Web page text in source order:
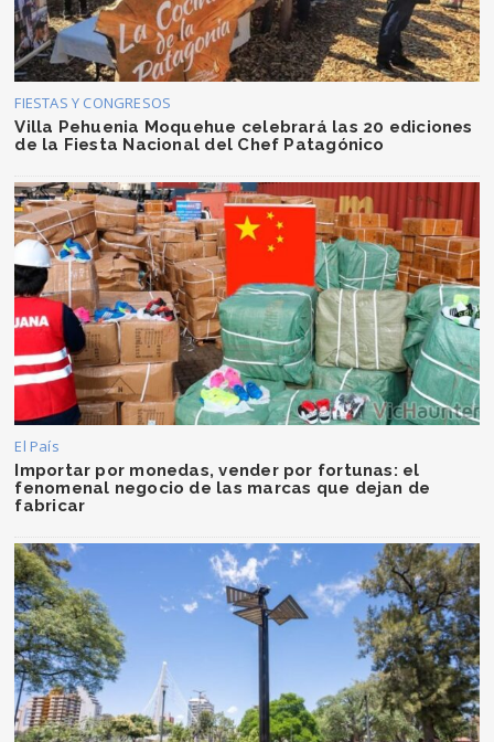
FIESTAS Y CONGRESOS
Villa Pehuenia Moquehue celebrará las 20 ediciones
de la Fiesta Nacional del Chef Patagónico
El País
Importar por monedas, vender por fortunas: el
fenomenal negocio de las marcas que dejan de
fabricar